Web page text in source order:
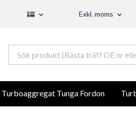
Exkl. moms
Turboaggregat Tunga Fordon